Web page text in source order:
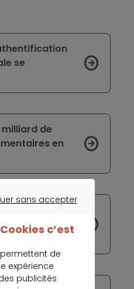
se
de
en
: plusieurs
ont déposé
sans accepter
c’est
de
expérience
publicités